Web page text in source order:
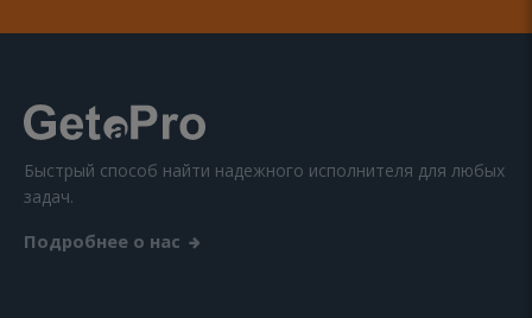
Быстрый способ найти надежного исполнителя для любых
задач.
Подробнее о нас